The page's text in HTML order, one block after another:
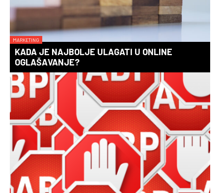
MARKETING
KADA JE NAJBOLJE ULAGATI U ONLINE
OGLAŠAVANJE?